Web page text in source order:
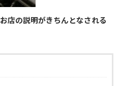
お店の説明がきちんとなされる